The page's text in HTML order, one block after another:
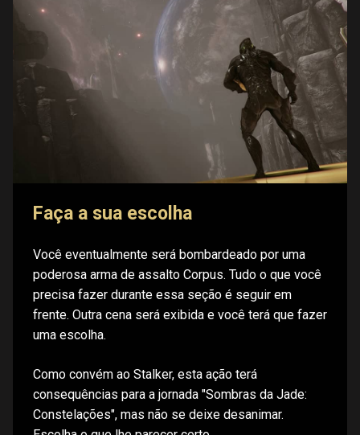
Faça a sua escolha
Você eventualmente será bombardeado por uma
poderosa arma de assalto Corpus. Tudo o que você
precisa fazer durante essa seção é seguir em
frente. Outra cena será exibida e você terá que fazer
uma escolha.
Como convém ao Stalker, esta ação terá
consequências para a jornada "Sombras da Jade:
Constelações", mas não se deixe desanimar.